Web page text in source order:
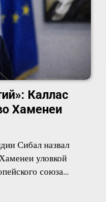
Каллас
Хаменеи
Сибал назвал
уловкой
союза…